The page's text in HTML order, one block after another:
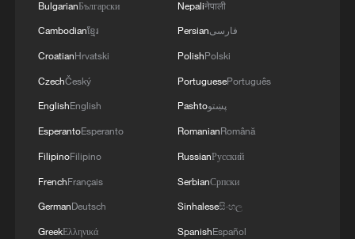
BulgarianБългарски
Cambodianខ្មែរ
CroatianHrvatski
CzechČeský
EnglishEnglish
EsperantoEsperanto
FilipinoFilipino
FrenchFrançais
GermanDeutsch
GreekΕλληνικά
Nepaliनेपाली
Persianفارسی
PolishPolski
PortuguesePortuguês
Pashtoپښتو
RomanianRomână
RussianРусский
SerbianСрпски
Sinhaleseසිංහල
SpanishEspañol